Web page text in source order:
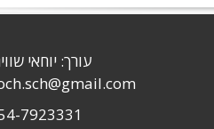
עורך: יוחאי
7923331